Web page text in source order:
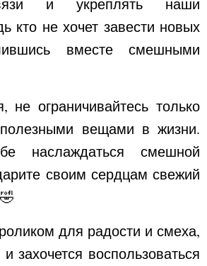
и укреплять наши
кто не хочет завести новых
вместе смешными
не ограничивайтесь только
вещами в жизни.
наслаждаться смешной
своим сердцам свежий
для радости и смеха,
захочется воспользоваться